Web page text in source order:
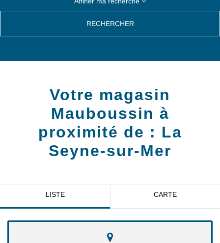
RECHERCHER
Votre magasin
Mauboussin à
proximité de : La
Seyne-sur-Mer
LISTE CARTE